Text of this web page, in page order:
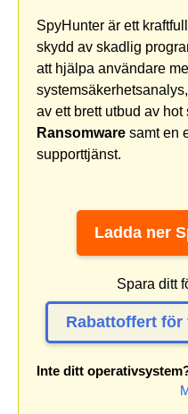
SpyHunter är ett
skydd av skadlig
att hjälpa användare
av ett brett utbud av hot
Ransomware samt en
supporttjänst.
Ladda ner
Spara ditt
Rabattoffert för
Inte ditt